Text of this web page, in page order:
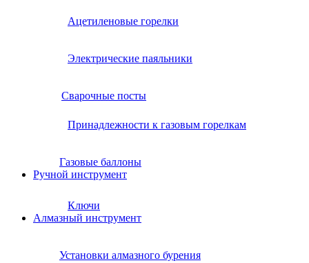
Ацетиленовые горелки
Электрические паяльники
Сварочные посты
Принадлежности к газовым горелкам
Газовые баллоны
Ручной инструмент
Ключи
Алмазный инструмент
Установки алмазного бурения